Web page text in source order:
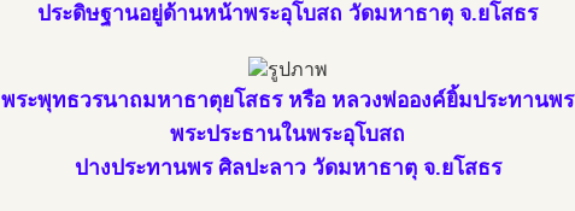
ประดิษฐานอยู่ด้านหน้าพระอุโบสถ วัดมหาธาตุ จ.ยโสธร
พระพุทธวรนาถมหาธาตุยโสธร หรือ หลวงพ่อองค์ยิ้มประทานพร
พระประธานในพระอุโบสถ
ปางประทานพร ศิลปะลาว วัดมหาธาตุ จ.ยโสธร